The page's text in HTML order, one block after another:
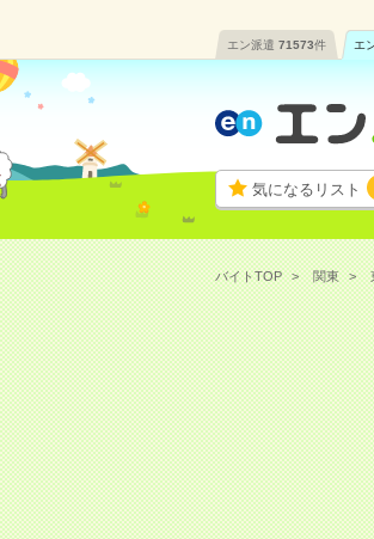
エン派遣 71573件 エ
気になるリスト
バイトTOP 関東